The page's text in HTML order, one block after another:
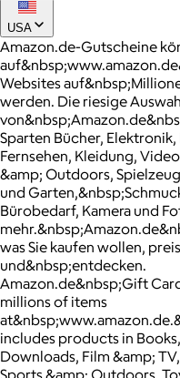
USA
Amazon.de-Gutscheine
Websites
werden. Die riesige
Sparten Bücher,
Fernsehen, Kleidung,
&amp; Outdoors,
und
Bürobedarf, Kamera und
was Sie kaufen wollen,
und&nbsp;entdecken.
Amazon.de&nbsp;Gift
millions of items
includes products in
Downloads, Film &amp;